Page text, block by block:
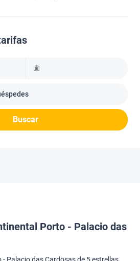
Buscar
Porto - Palacio das